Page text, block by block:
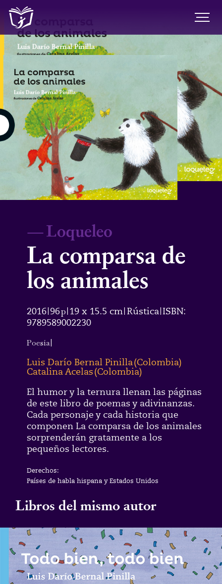
—Loqueleo
La comparsa de
los animales
2016 96p 19 x 15.5 cm Rústica ISBN:
9789589002230
Poesía
Luis Darío Bernal Pinilla(Colombia)
Catalina Acelas(Colombia)
El humor y la ternura llenan las páginas
de este libro de poemas y adivinanzas.
Cada personaje y cada historia que
componen La comparsa de los animales
sorprenderán gratamente a los
pequeños lectores.
Derechos:
Países de habla hispana y Estados Unidos
Libros del mismo autor